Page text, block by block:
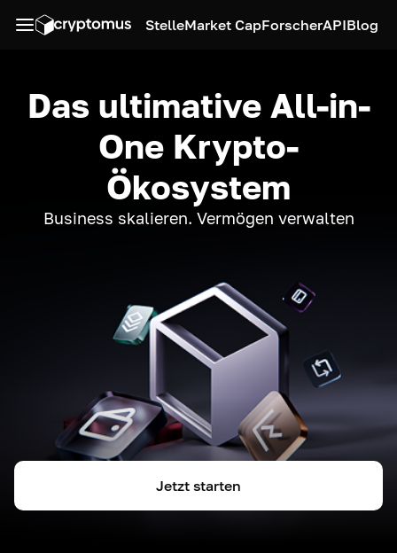
StelleMarket CapForscherAPIBlog
Das ultimative All-in-
One Krypto-
Ökosystem
Business skalieren. Vermögen verwalten
Jetzt starten